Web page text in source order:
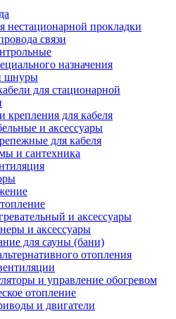
нестационарной прокладки
связи
назначения
шнуры
для стационарной
крепления для кабеля
и аксессуары
для кабеля
и сантехника
и аксессуары
и аксессуары
для сауны (бани)
отопления
и управление обогревом
отопление
и двигатели